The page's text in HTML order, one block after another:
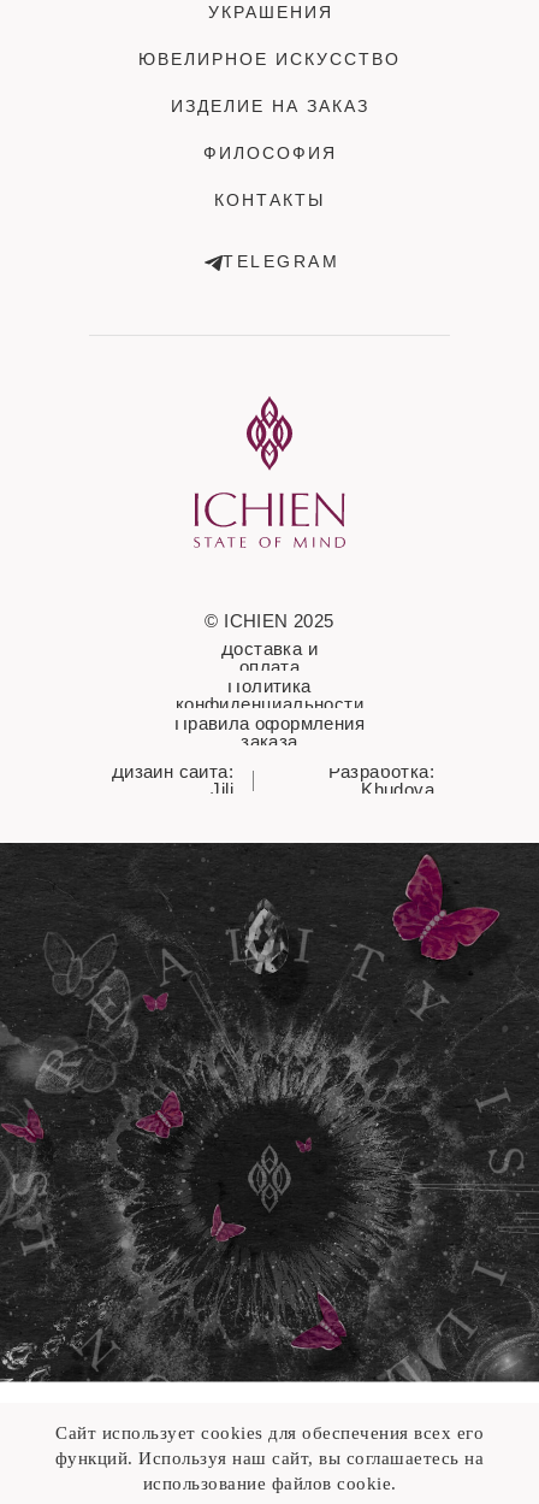
УКРАШЕНИЯ
ЮВЕЛИРНОЕ ИСКУССТВО
ИЗДЕЛИЕ НА ЗАКАЗ
ФИЛОСОФИЯ
КОНТАКТЫ
TELEGRAM
© ICHIEN 2025
Политика
конфиденциальности
Правила оформления
заказа
Разработка:
Khudova
Дизайн сайта:
Jili
Доставка и
оплата
Сайт использует cookies для обеспечения всех его
функций. Используя наш сайт, вы соглашаетесь на
использование файлов cookie.